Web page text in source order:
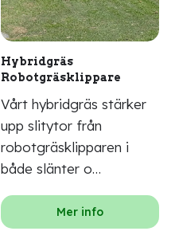
Hybridgräs
Robotgräsklippare
Vårt hybridgräs stärker
upp slitytor från
robotgräsklipparen i
både slänter o…
Mer info